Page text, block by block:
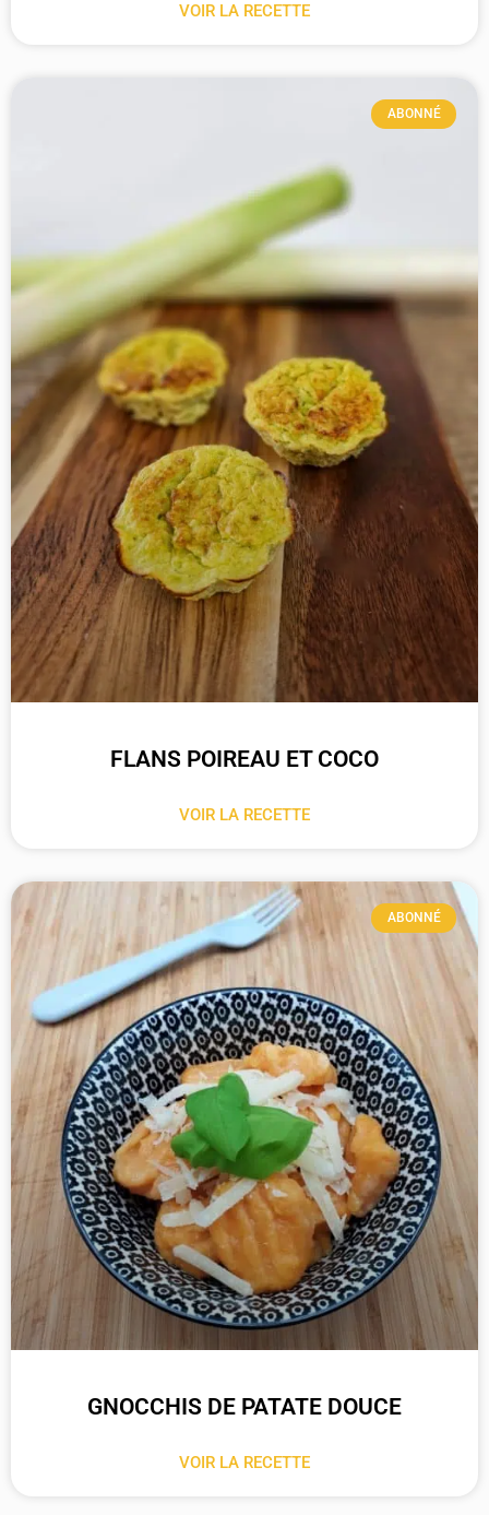
VOIR LA RECETTE
ABONNÉ
FLANS POIREAU ET COCO
VOIR LA RECETTE
ABONNÉ
GNOCCHIS DE PATATE DOUCE
VOIR LA RECETTE